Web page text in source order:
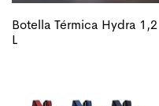
Botella Térmica Hydra 1,2
L